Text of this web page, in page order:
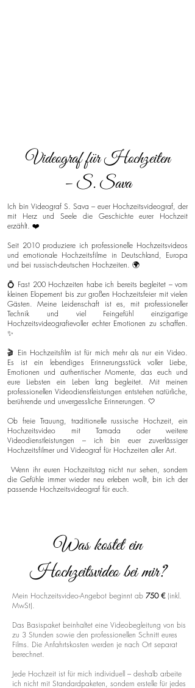
Videograf für Hochzeiten
– S. Sava
Ich bin Videograf S. Sava – euer Hochzeitsvideograf, der
mit Herz und Seele die Geschichte eurer Hochzeit
erzählt. ❤️
Seit 2010 produziere ich professionelle Hochzeitsvideos
und emotionale Hochzeitsfilme in Deutschland, Europa
und bei russisch-deutschen Hochzeiten. 🌍
💍 Fast 200 Hochzeiten habe ich bereits begleitet – vom
kleinen Elopement bis zur großen Hochzeitsfeier mit vielen
Gästen. Meine Leidenschaft ist es, mit professioneller
Technik und viel Feingefühl einzigartige
Hochzeitsvideografievoller echter Emotionen zu schaffen.
✨
🎬 Ein Hochzeitsfilm ist für mich mehr als nur ein Video.
Es ist ein lebendiges Erinnerungsstück voller Liebe,
Emotionen und authentischer Momente, das euch und
eure Liebsten ein Leben lang begleitet. Mit meinen
professionellen Videodienstleistungen entstehen natürliche,
berührende und unvergessliche Erinnerungen. 🤍
Ob freie Trauung, traditionelle russische Hochzeit, ein
Hochzeitsvideo mit Tamada oder weitere
Videodienstleistungen – ich bin euer zuverlässiger
Hochzeitsfilmer und Videograf für Hochzeiten aller Art.
Wenn ihr euren Hochzeitstag nicht nur sehen, sondern
die Gefühle immer wieder neu erleben wollt, bin ich der
passende Hochzeitsvideograf für euch.
Was kostet ein
Hochzeitsvideo bei mir?
Mein Hochzeitsvideo-Angebot beginnt ab 750 € (inkl.
MwSt).
Das Basispaket beinhaltet eine Videobegleitung von bis
zu 3 Stunden sowie den professionellen Schnitt eures
Films. Die Anfahrtskosten werden je nach Ort separat
berechnet.
Jede Hochzeit ist für mich individuell – deshalb arbeite
ich nicht mit Standardpaketen, sondern erstelle für jedes